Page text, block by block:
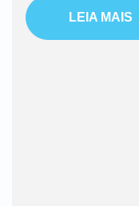
LEIA MAIS